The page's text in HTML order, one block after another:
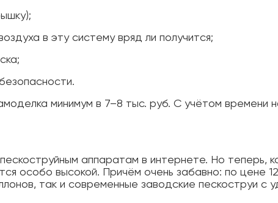
в эту систему вряд ли получится;
минимум в 7–8 тыс. руб. С учётом времени
аппаратам в интернете. Но теперь,
особо высокой. Причём очень забавно: по цене
так и современные заводские пескоструи с